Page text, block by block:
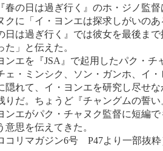
春の日は過ぎ行く』のホ・ジノ監
クに「イ・ヨンエは探求しがいの
日は過ぎ行く』では彼女を最後ま
た」と伝えた。
ンエを『JSA』で起用したパク・チ
ェ・ミンシク、ソン・ガンホ、イ
隠れて、イ・ヨンエを研究し尽せ
りだ。ちょうど『チャングムの誓
ンエがパク・チャヌク監督に短編
意思を伝えてきた。
コリマガジン6号 P47より一部抜粋